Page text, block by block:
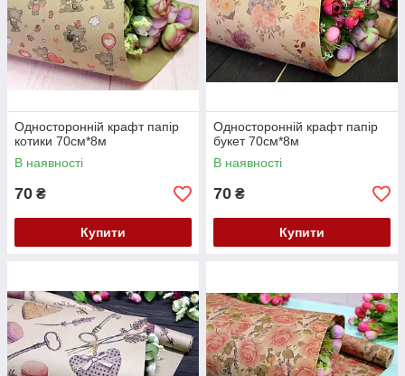
Односторонній крафт папір
котики 70см*8м
В наявності
70 ₴
Купити
Односторонній крафт папір
букет 70см*8м
В наявності
70 ₴
Купити